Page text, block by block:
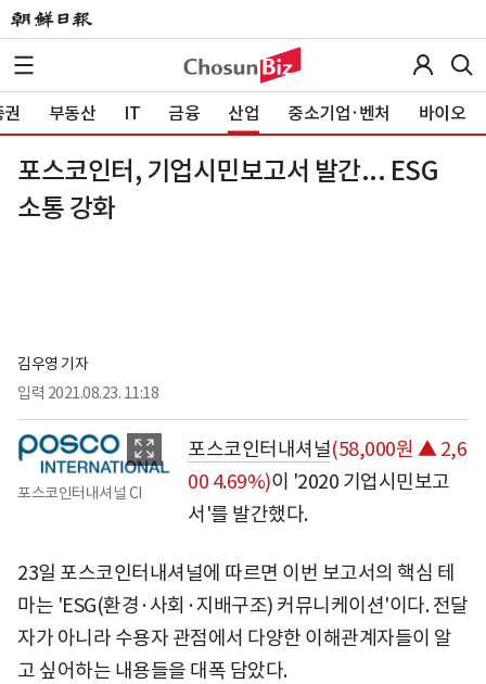
부동산 IT 금융 산업 중소기업·벤처 바이오
포스코인터, 기업시민보고서 발간... ESG
소통 강화
김우영 기자
입력 2021.08.23. 11:18
포스코인터내셔널 CI
포스코인터내셔널(58,000원 ▲ 2,6
00 4.69%)이 '2020 기업시민보고
서'를 발간했다.
23일 포스코인터내셔널에 따르면 이번 보고서의 핵심 테
마는 'ESG(환경·사회·지배구조) 커뮤니케이션'이다. 전달
자가 아니라 수용자 관점에서 다양한 이해관계자들이 알
고 싶어하는 내용들을 대폭 담았다.